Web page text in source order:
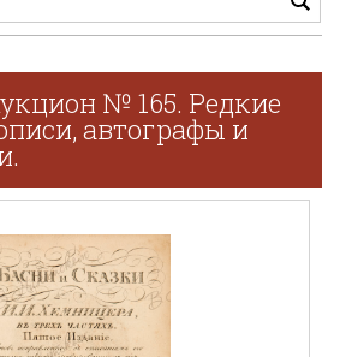
№ 165. Редкие
автографы и